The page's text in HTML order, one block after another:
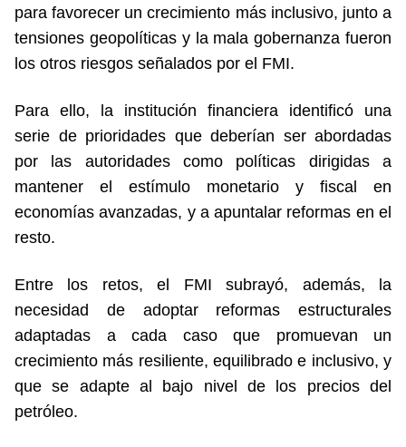
para favorecer un crecimiento más inclusivo, junto a
tensiones geopolíticas y la mala gobernanza fueron
los otros riesgos señalados por el FMI.
Para ello, la institución financiera identificó una
serie de prioridades que deberían ser abordadas
por las autoridades como políticas dirigidas a
mantener el estímulo monetario y fiscal en
economías avanzadas, y a apuntalar reformas en el
resto.
Entre los retos, el FMI subrayó, además, la
necesidad de adoptar reformas estructurales
adaptadas a cada caso que promuevan un
crecimiento más resiliente, equilibrado e inclusivo, y
que se adapte al bajo nivel de los precios del
petróleo.